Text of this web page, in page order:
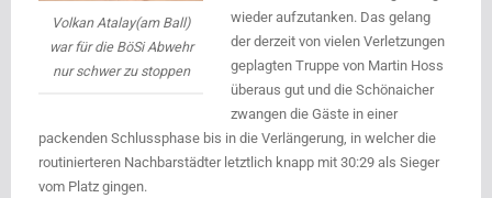
Volkan Atalay(am Ball)
war für die BöSi Abwehr
nur schwer zu stoppen
wieder aufzutanken. Das gelang
der derzeit von vielen Verletzungen
geplagten Truppe von Martin Hoss
überaus gut und die Schönaicher
zwangen die Gäste in einer
packenden Schlussphase bis in die Verlängerung, in welcher die
routinierteren Nachbarstädter letztlich knapp mit 30:29 als Sieger
vom Platz gingen.